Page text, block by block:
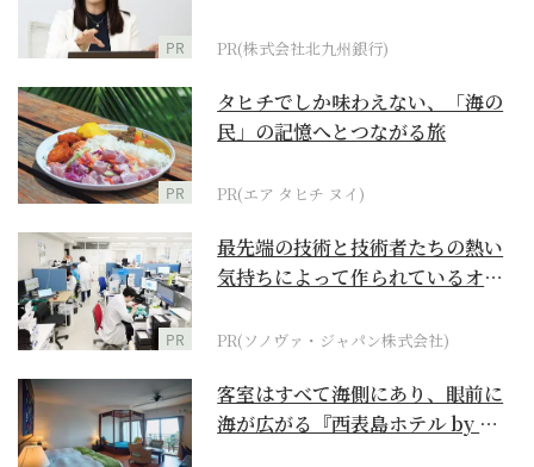
PR PR(株式会社北九州銀行)
PR
タヒチでしか味わえない、「海の
民」の記憶へとつながる旅
PR(エア タヒチ ヌイ)
PR
最先端の技術と技術者たちの熱い
気持ちによって作られているオー
PR(ソノヴァ・ジャパン株式会社)
客室はすべて海側にあり、眼前に
海が広がる『西表島ホテル by 星